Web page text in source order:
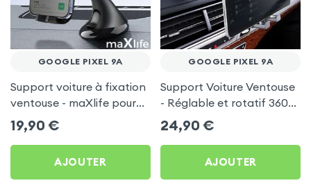
GOOGLE PIXEL 9A
Support voiture à fixation
ventouse - maXlife pour
Google Pixel 9a
19,90 €
AJOUTER
GOOGLE PIXEL 9A
Support Voiture Ventouse
- Réglable et rotatif 360°
pour Google Pixel 9a
24,90 €
AJOUTER